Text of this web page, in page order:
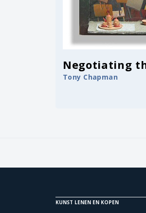
Negotiating
Tony Chapman
KUNST LENEN EN KOPEN